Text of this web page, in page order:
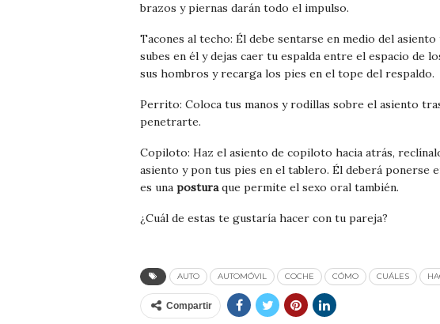
brazos y piernas darán todo el impulso.
Tacones al techo: Él debe sentarse en medio del
subes en él y dejas caer tu espalda entre el espacio de
sus hombros y recarga los pies en el tope del respaldo.
Perrito: Coloca tus manos y rodillas sobre el asiento
penetrarte.
Copiloto: Haz el asiento de copiloto hacia atrás,
asiento y pon tus pies en el tablero. Él deberá ponerse
es una posturaque permite el sexo oral también.
¿Cuál de estas te gustaría hacer con tu pareja?
AUTO AUTOMÓVIL COCHE CÓMO CUÁLES
Compartir